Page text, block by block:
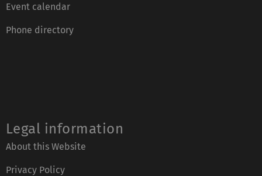
Event calendar
Phone directory
Legal information
About this Website
Privacy Policy